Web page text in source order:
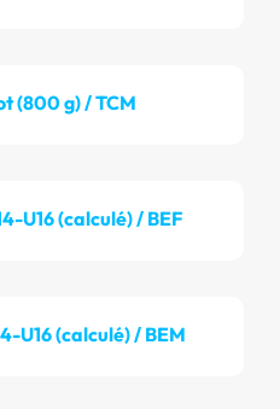
(800 g) / TCM
U16 (calculé) / BEF
U16 (calculé) / BEM